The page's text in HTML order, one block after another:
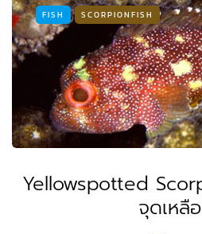
FISH SCORPIONFISH
Yellowspotted
จุดเหลื